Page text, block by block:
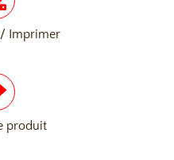
Imprimer
produit